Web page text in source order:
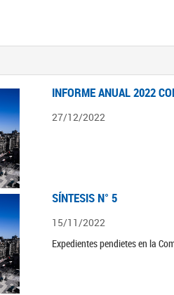
INFORME ANUAL 2022
27/12/2022
SÍNTESIS N° 5
15/11/2022
Expedientes pendietes en la